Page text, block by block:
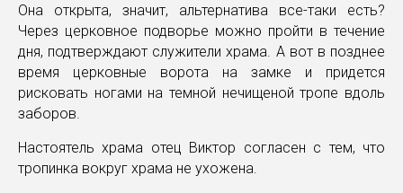
Она открыта, значит, альтернатива все-таки есть?
Через церковное подворье можно пройти в течение
дня, подтверждают служители храма. А вот в позднее
время церковные ворота на замке и придется
рисковать ногами на темной нечищеной тропе вдоль
заборов.
Настоятель храма отец Виктор согласен с тем, что
тропинка вокруг храма не ухожена.